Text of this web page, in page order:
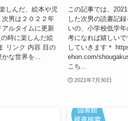
しんだ、絵本や児
男は２０２２年
アルタイムに更新
時に楽しんだ絵
リンク 内容 目の
な世界を...
この記事では、
した次男の読書記
いの、小学校低学
考になれば嬉しい
していきます＊
ehon.com/
こち...
2021年7月30日